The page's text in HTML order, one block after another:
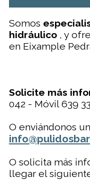
Somos
hidráulico , y
en Eixample
Solicite más
042 - Móvil 639
O enviándonos
O solicita más
llegar el